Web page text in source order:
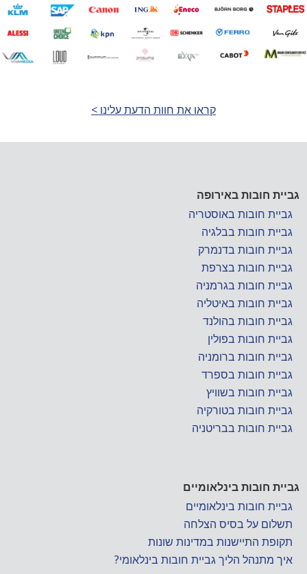
קראו את חוות הדעת עלינו >
גביית חובות באירופה
גביית חובות באוסטריה
גביית חובות בבלגיה
גביית חובות בדנמרק
גביית חובות בצרפת
גביית חובות בגרמניה
גביית חובות באיטליה
גביית חובות בהולנד
גביית חובות בפולין
גביית חובות ברומניה
גביית חובות בספרד
גביית חובות בשוויץ
גביית חובות בטורקיה
גביית חובות בבריטניה
גביית חובות בינלאומיים
גביית חובות בינלאומיים
תשלום על בסיס הצלחה
תקופת התיישנות במדינות שונות
איך מתנהל הליך גביית חובות בינלאומי?